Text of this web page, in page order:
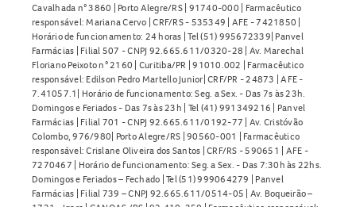
Cavalhada n° 3860 | Porto Alegre/RS | 91740-000 | Farmacêutico
responsável: Mariana Cervo | CRF/RS - 535349 | AFE - 7421850 |
Horário de funcionamento: 24 horas | Tel (51) 995672339| Panvel
Farmácias | Filial 507 - CNPJ 92.665.611/0320-28 | Av. Marechal
Floriano Peixoto n° 2160 | Curitiba/PR | 91010.002 | Farmacêutico
responsável: Edilson Pedro Martello Junior| CRF/PR - 24873 | AFE -
7.41057.1| Horário de funcionamento: Seg. a Sex. - Das 7s às 23h.
Domingos e Feriados - Das 7s às 23h | Tel (41) 991349216 | Panvel
Farmácias | Filial 701 - CNPJ 92.665.611/0192-77 | Av. Cristóvão
Colombo, 976/980| Porto Alegre/RS | 90560-001 | Farmacêutico
responsável: Crislane Oliveira dos Santos | CRF/RS - 590651 | AFE -
7270467 | Horário de funcionamento: Seg. a Sex. - Das 7:30h às 22hs.
Domingos e Feriados – Fechado | Tel (51) 999064279 | Panvel
Farmácias | Filial 739 – CNPJ 92.665.611/0514-05 | Av. Boqueirão –